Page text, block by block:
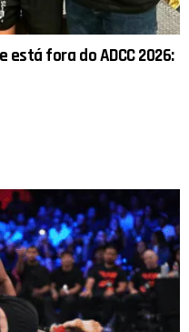
fora do ADCC 2026: